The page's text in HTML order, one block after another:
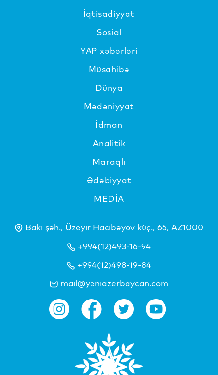
İqtisadiyyat
Sosial
YAP xəbərləri
Müsahibə
Dünya
Mədəniyyat
İdman
Analitik
Maraqlı
Ədəbiyyat
MEDİA
Bakı şəh., Üzeyir Hacıbəyov küç., 66, AZ1000
+994(12)493-16-94
+994(12)498-19-84
mail@yeniazerbaycan.com